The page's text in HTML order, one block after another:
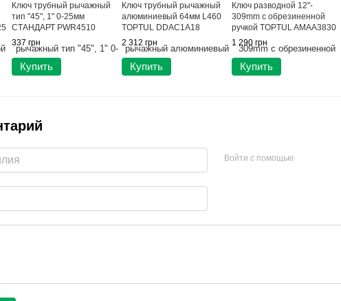
Ключ трубный рычажный
тип "45", 1" 0-25мм
СТАНДАРТ PWR4510
337 грн
Купить
Ключ трубный рычажный
алюминиевый 64мм L460
TOPTUL DDAC1A18
2 312 грн
Купить
Ключ разводной 12"-
309mm с обрезиненной
ручкой TOPTUL AMAA3830
1 290 грн
Купить
Войти с помощью